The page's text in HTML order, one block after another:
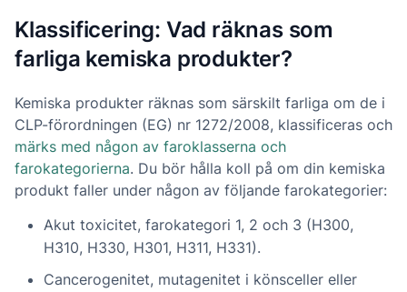
Klassificering: Vad räknas som
farliga kemiska produkter?
Kemiska produkter räknas som särskilt farliga om de i
CLP-förordningen (EG) nr 1272/2008, klassificeras och
märks med någon av faroklasserna och
farokategorierna. Du bör hålla koll på om din kemiska
produkt faller under någon av följande farokategorier:
Akut toxicitet, farokategori 1, 2 och 3 (H300,
H310, H330, H301, H311, H331).
Cancerogenitet, mutagenitet i könsceller eller